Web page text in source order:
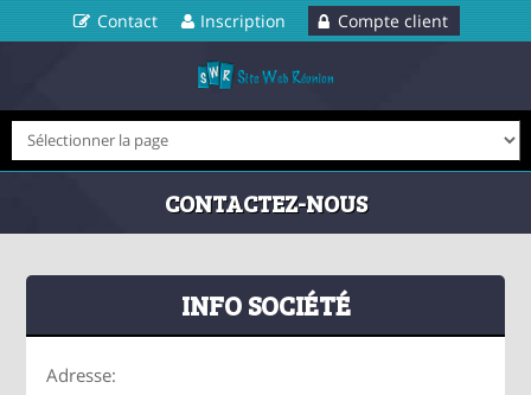
Contact Inscription Compte client
CONTACTEZ-NOUS
INFO SOCIÉTÉ
Adresse: